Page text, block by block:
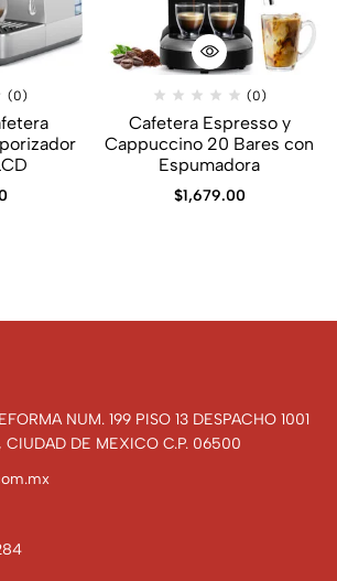
(0) (0)
Cafetera Espresso y
Cappuccino 20 Bares con
Espumadora
$1,679.00
NUM. 199 PISO 13 DESPACHO 1001
CIUDAD DE MEXICO C.P. 06500